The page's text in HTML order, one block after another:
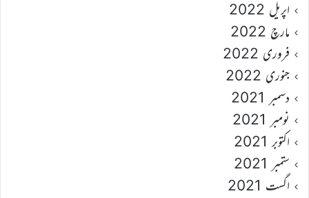
اپریل 2022
مارچ 2022
فروری 2022
جنوری 2022
دسمبر 2021
نومبر 2021
اکتوبر 2021
ستمبر 2021
اگست 2021